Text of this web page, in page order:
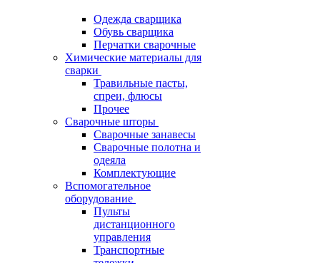
Одежда сварщика
Обувь сварщика
Перчатки сварочные
Химические материалы для
сварки
Травильные пасты,
спреи, флюсы
Прочее
Сварочные шторы
Сварочные занавесы
Сварочные полотна и
одеяла
Комплектующие
Вспомогательное
оборудование
Пульты
дистанционного
управления
Транспортные